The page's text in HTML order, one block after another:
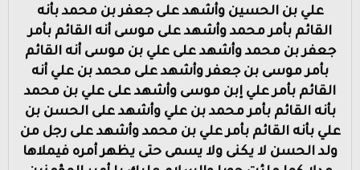
علي بن الحسين وأشهد على جعفر بن محمد بأنه
القائم بأمر محمد وأشهد على موسى أنه القائم بأمر
جعفر بن محمد وأشهد على علي بن موسى أنه القائم
بأمر موسى بن جعفر وأشهد على محمد بن علي أنه
القائم بأمر علي إبن موسى وأشهد على علي بن محمد
بأنه القائم بأمر محمد بن علي وأشهد على الحسن بن
علي بأنه القائم بأمر علي بن محمد وأشهد على رجل من
ولد الحسن لا يكنى ولا يسمى حتى يظهر أمره فيملاها